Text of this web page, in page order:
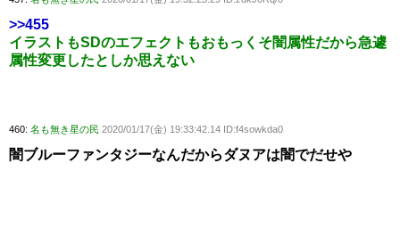
>>455
イラストもSDのエフェクトもおもっくそ闇属性だから急遽
属性変更したとしか思えない
460: 名も無き星の民 2020/01/17(金) 19:33:42.14 ID:f4sowkda0
闇ブルーファンタジーなんだからダヌアは闇でだせや